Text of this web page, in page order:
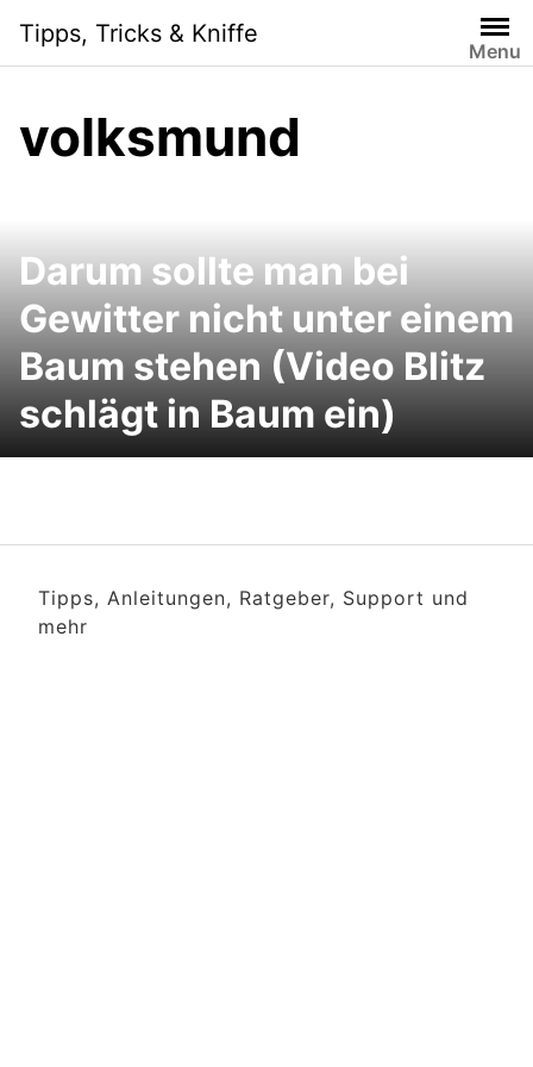
content
Tipps, Tricks & Kniffe
Menu
volksmund
Darum sollte man bei
Gewitter nicht unter einem
Baum stehen (Video Blitz
schlägt in Baum ein)
Tipps, Anleitungen, Ratgeber, Support und
mehr